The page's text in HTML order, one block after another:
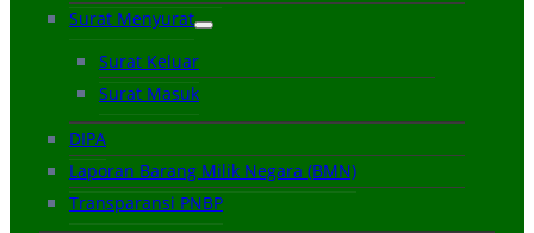
Surat Menyurat
Surat Keluar
Surat Masuk
DIPA
Laporan Barang Milik Negara (BMN)
Transparansi PNBP